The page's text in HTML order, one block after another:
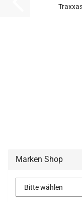
Marken Shop